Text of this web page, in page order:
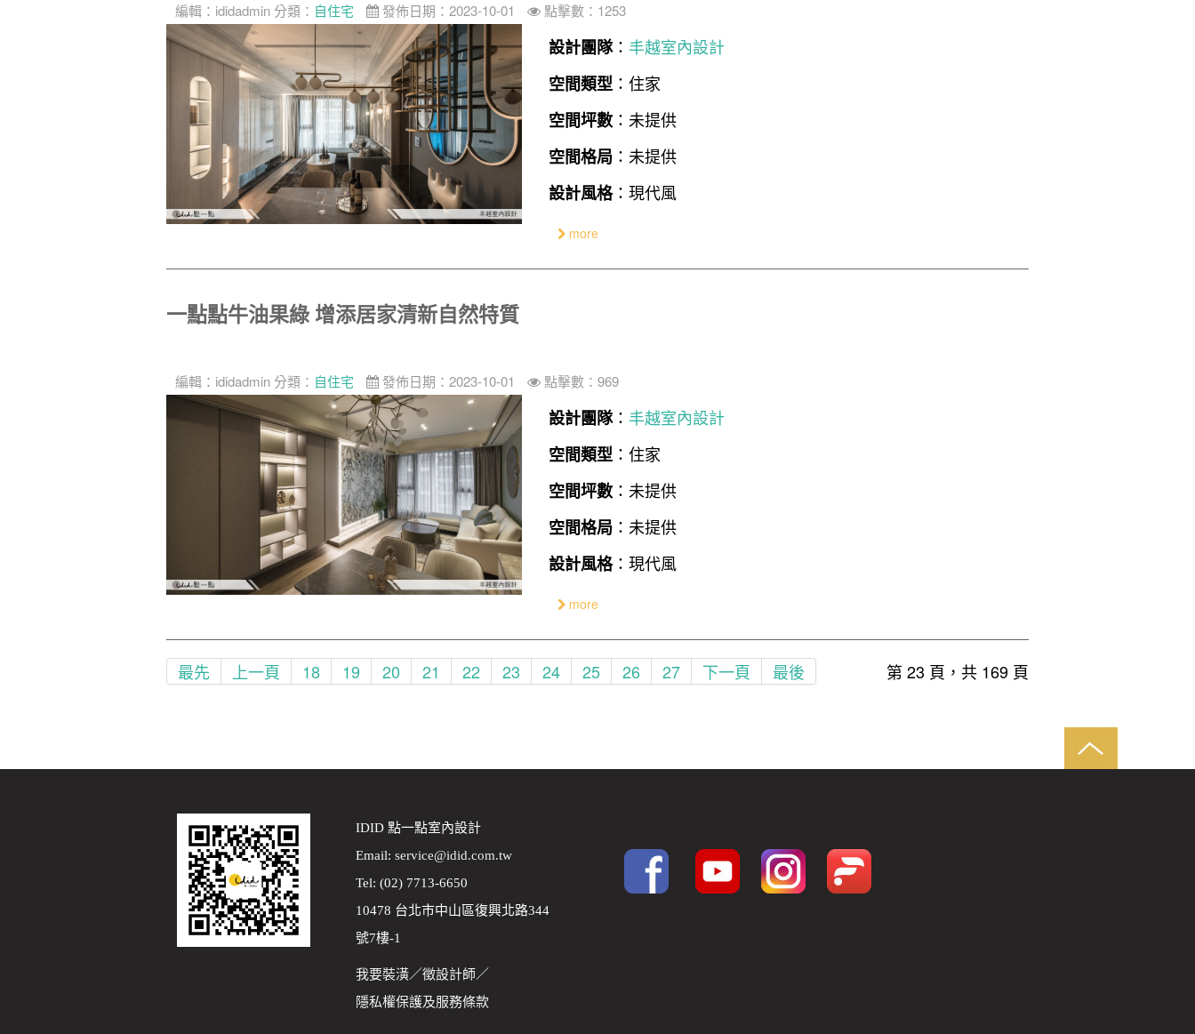
編輯： ididadmin 分類： 自住宅 發佈日期：2023-10-01 點擊數：1253
設計團隊： 丰越室內設計
空間類型 ：住家
空間坪數 ：未提供
空間格局 ：未提供
設計風格：現代風
more
一點點牛油果綠 增添居家清新自然特質
編輯： ididadmin 分類： 自住宅 發佈日期：2023-10-01 點擊數：969
設計團隊： 丰越室內設計
空間類型 ：住家
空間坪數 ：未提供
空間格局 ：未提供
設計風格：現代風
more
第 23 頁，共 169 頁
最先 上一頁 18 19 20 21 22 23 24 25 26 27 下一頁 最後
IDID 點一點室內設計
Email: service@idid.com.tw
Tel: (02) 7713-6650
10478 台北市中山區復興北路344
號7樓-1
我要裝潢／徵設計師／
隱私權保護及服務條款